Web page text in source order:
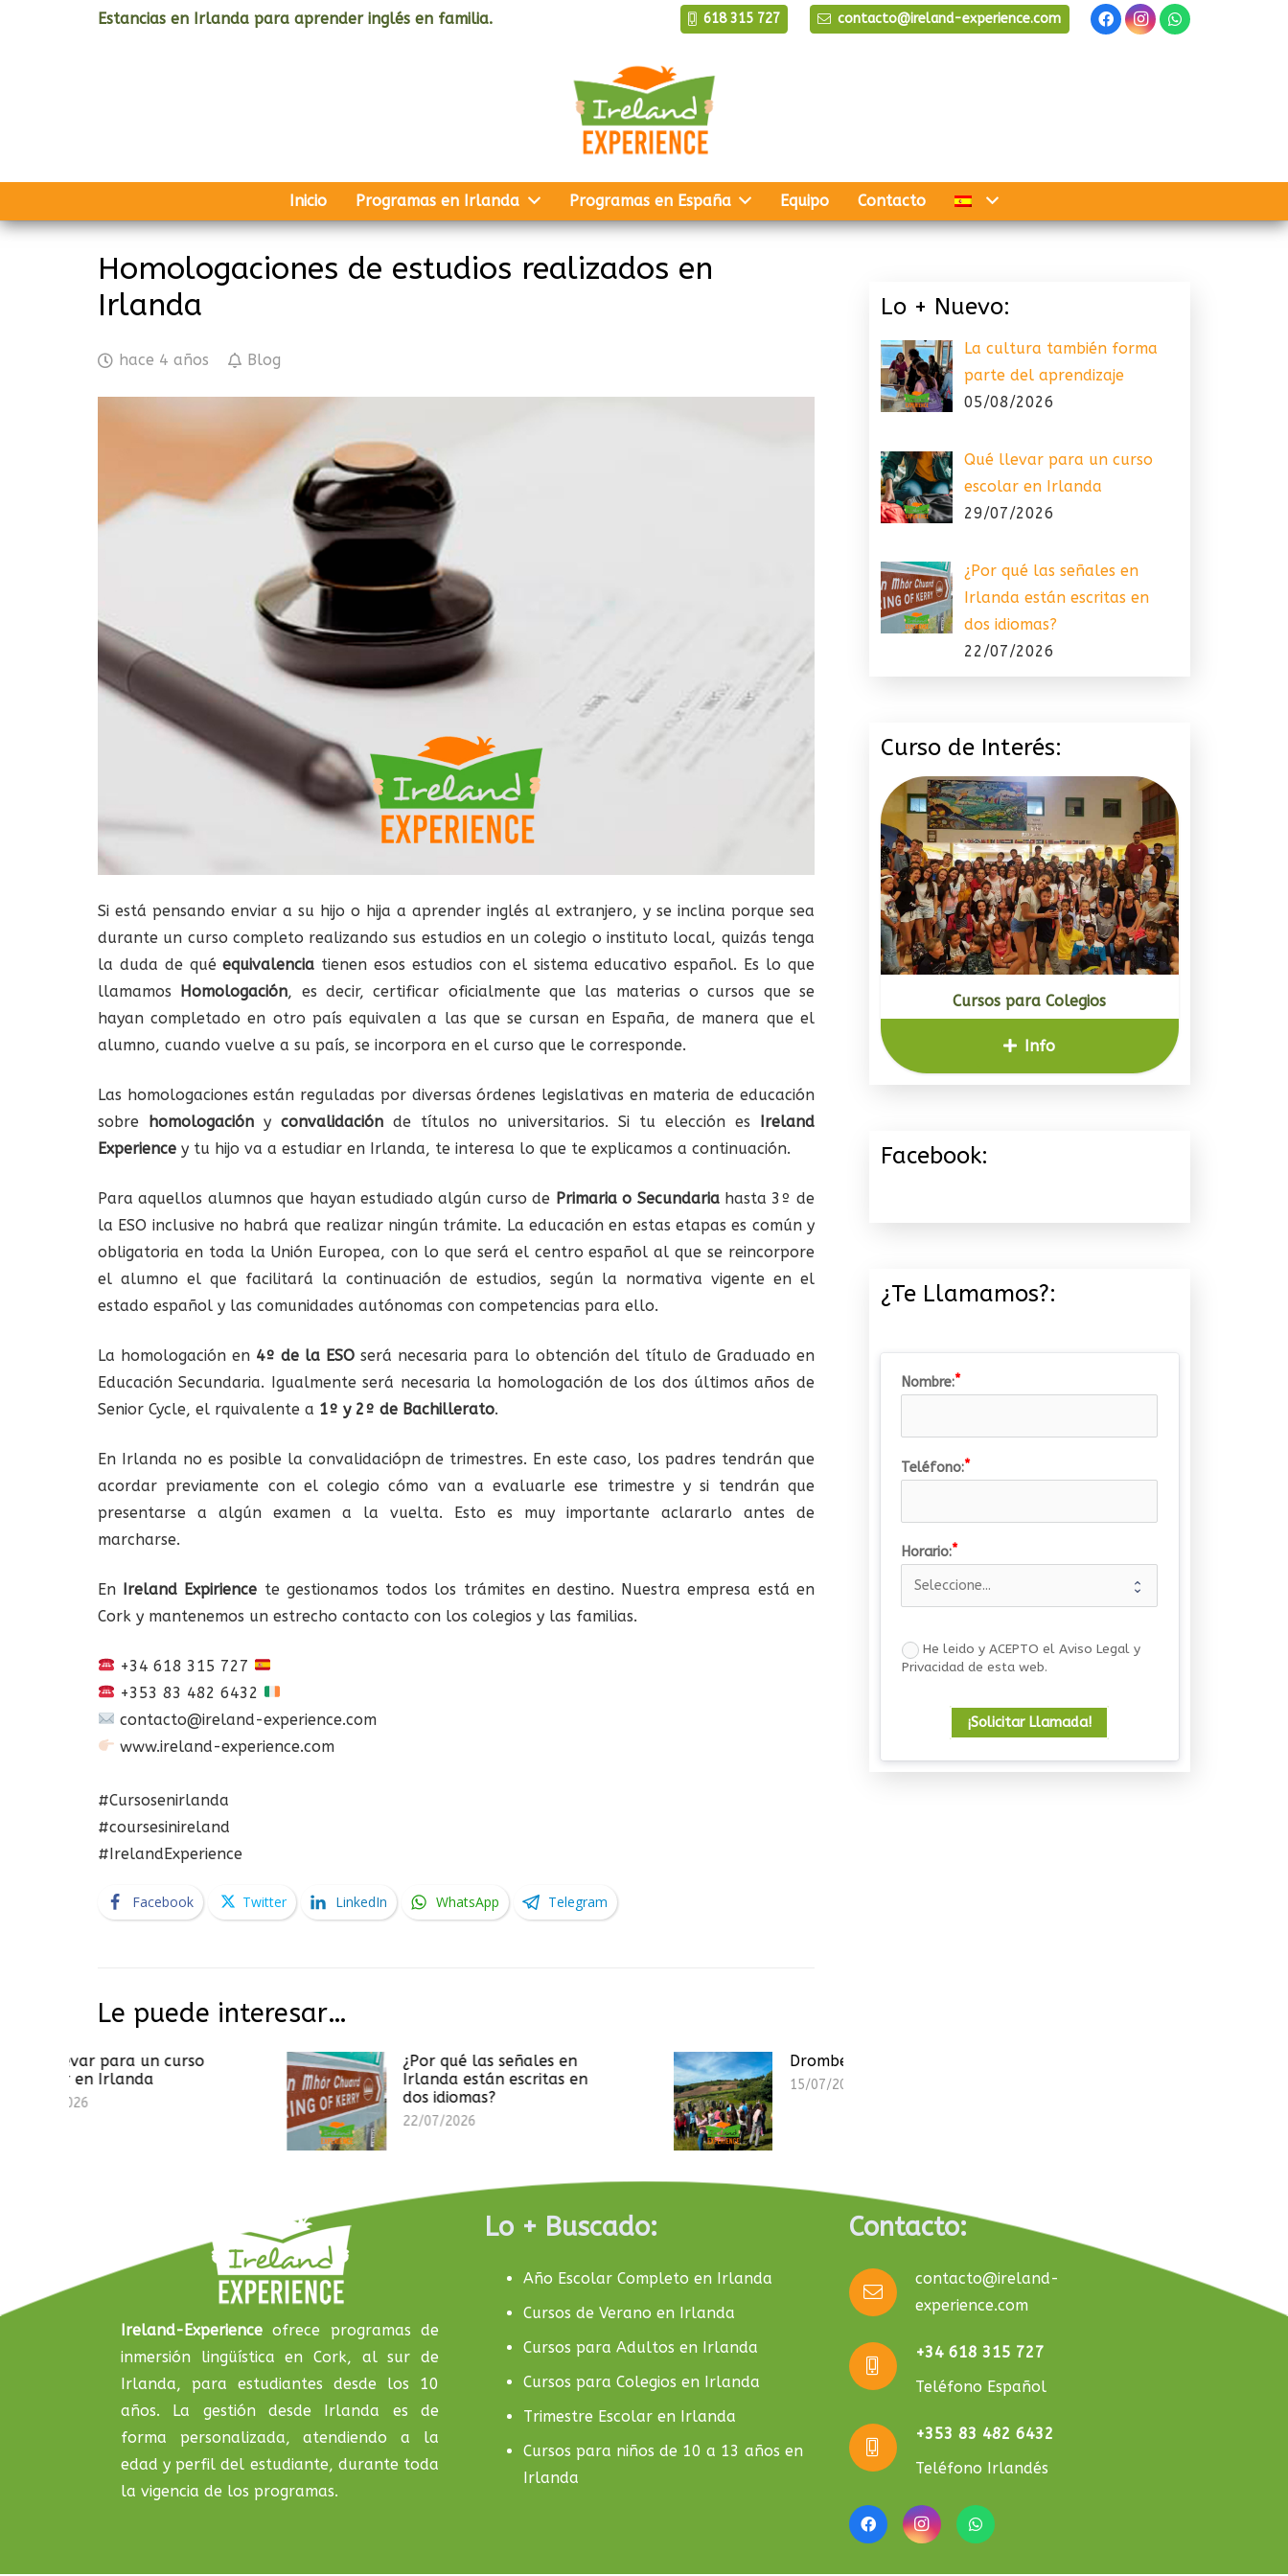
Estancias en Irlanda para aprender inglés en familia. 618 315 727 contacto@ireland-experience.com
Inicio Programas en Irlanda Programas en España Equipo Contacto
Homologaciones de estudios realizados en
Irlanda
hace 4 años Blog
Si está pensando enviar a su hijo o hija a aprender inglés al extranjero, y se inclina porque sea
durante un curso completo realizando sus estudios en un colegio o instituto local, quizás tenga
la duda de quéequivalencia tienen esos estudios con el sistema educativo español. Es lo que
llamamos Homologación, es decir, certificar oficialmente que las materias o cursos que se
hayan completado en otro país equivalen a las que se cursan en España, de manera que el
alumno, cuando vuelve a su país, se incorpora en el curso que le corresponde.
Las homologaciones están reguladas por diversas órdenes legislativas en materia de educación
sobre homologacióny convalidaciónde títulos no universitarios. Si tu elección es Ireland
Experience y tu hijo va a estudiar en Irlanda, te interesa lo que te explicamos a continuación.
Para aquellos alumnos que hayan estudiado algún curso de Primaria o Secundariahasta 3º de
la ESO inclusive no habrá que realizar ningún trámite. La educación en estas etapas es común y
obligatoria en toda la Unión Europea, con lo que será el centro español al que se reincorpore
el alumno el que facilitará la continuación de estudios, según la normativa vigente en el
estado español y las comunidades autónomas con competencias para ello.
La homologación en 4º de la ESOserá necesaria para lo obtención del título de Graduado en
Educación Secundaria. Igualmente será necesaria la homologación de los dos últimos años de
Senior Cycle, el rquivalente a 1º y 2º de Bachillerato.
En Irlanda no es posible la convalidaciópn de trimestres. En este caso, los padres tendrán que
acordar previamente con el colegio cómo van a evaluarle ese trimestre y si tendrán que
presentarse a algún examen a la vuelta. Esto es muy importante aclararlo antes de
marcharse.
En Ireland Expirience te gestionamos todos los trámites en destino. Nuestra empresa está en
Cork y mantenemos un estrecho contacto con los colegios y las familias.
+34 618 315 727
+353 83 482 6432
contacto@ireland-experience.com
www.ireland-experience.com
#Cursosenirlanda
#coursesinireland
#IrelandExperience
Facebook Twitter LinkedIn WhatsApp Telegram
Le puede interesar…
un curso
¿Por qué las señales en
Irlanda están escritas en
dos idiomas?
22/07/2026
Drombeg Stone Circle
15/07/2026
Lo + Nuevo:
La cultura también forma
parte del aprendizaje
05/08/2026
Qué llevar para un curso
escolar en Irlanda
29/07/2026
¿Por qué las señales en
Irlanda están escritas en
dos idiomas?
22/07/2026
Curso de Interés:
Cursos para Colegios
Info
Facebook:
¿Te Llamamos?:
Nombre:
Teléfono:
Horario:
He leido y ACEPTO el Aviso Legal y
Privacidad de esta web.
¡Solicitar Llamada!
Ireland-Experience ofrece programas de
inmersión lingüística en Cork, al sur de
Irlanda, para estudiantes desde los 10
años. La gestión desde Irlanda es de
forma personalizada, atendiendo a la
edad y perfil del estudiante, durante toda
la vigencia de los programas.
Lo + Buscado:
Año Escolar Completo en Irlanda
Cursos de Verano en Irlanda
Cursos para Adultos en Irlanda
Cursos para Colegios en Irlanda
Trimestre Escolar en Irlanda
Cursos para niños de 10 a 13 años en
Irlanda
Contacto:
contacto@ireland-
experience.com
+34 618 315 727
Teléfono Español
+353 83 482 6432
Teléfono Irlandés